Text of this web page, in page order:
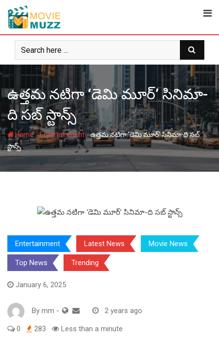
content
ఉత్త‌మ న‌టిగా ‘డెమి మూర్’ సినిమా-
ది స‌బ్ స్టాన్స్
Home-Entertainment-ఉత్త‌మ న‌టిగా ‘డెమి మూర్’ సినిమా-ది స‌బ్
స్టాన్స్
Entertainment Latest News Movie News
Top News Trending
January 6, 2025
By mm - 2 years ago
0 283 Less than a minute